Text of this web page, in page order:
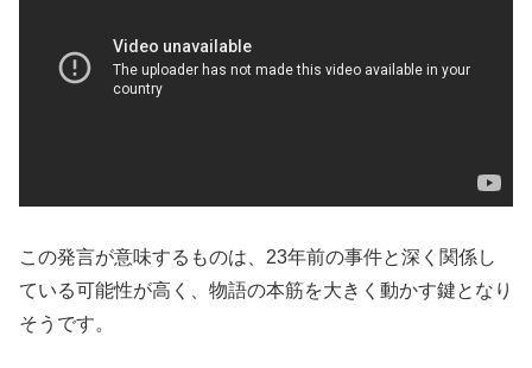
この発言が意味するものは、23年前の事件と深く関係し
ている可能性が高く、物語の本筋を大きく動かす鍵となり
そうです。